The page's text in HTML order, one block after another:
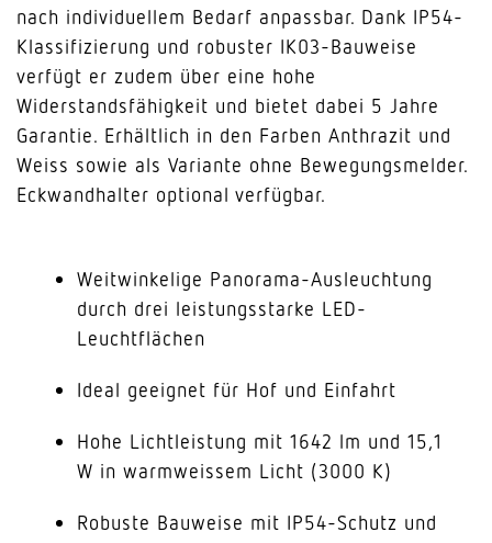
nach individuellem Bedarf anpassbar. Dank IP54-
Klassifizierung und robuster IK03-Bauweise
verfügt er zudem über eine hohe
Widerstandsfähigkeit und bietet dabei 5 Jahre
Garantie. Erhältlich in den Farben Anthrazit und
Weiss sowie als Variante ohne Bewegungsmelder.
Eckwandhalter optional verfügbar.
Weitwinkelige Panorama-Ausleuchtung
durch drei leistungsstarke LED-
Leuchtflächen
Ideal geeignet für Hof und Einfahrt
Hohe Lichtleistung mit 1642 lm und 15,1
W in warmweissem Licht (3000 K)
Robuste Bauweise mit IP54-Schutz und